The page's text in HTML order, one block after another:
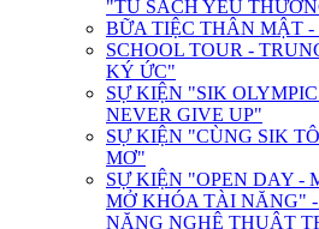
"TỦ SÁCH YÊU
BỮA TIỆC THÂN MẬT
SCHOOL TOUR -
KÝ ỨC"
SỰ KIỆN "SIK
NEVER GIVE UP"
SỰ KIỆN "CÙNG SIK
MƠ"
SỰ KIỆN "OPEN DAY -
MỞ KHÓA TÀI NĂNG"
NĂNG NGHỆ THUẬT